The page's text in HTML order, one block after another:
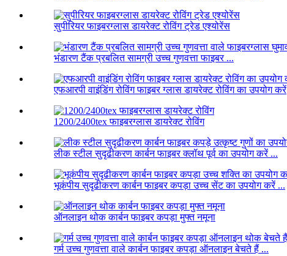
सुपीरियर फाइबरग्लास डायरेक्ट रोविंग ट्रेड एश्योरेंस
भंडारण टैंक प्रबलित सामग्री उच्च गुणवत्ता फाइबर ...
एफआरपी वाइंडिंग रोविंग फाइबर ग्लास डायरेक्ट रोविंग का उपयोग करें
1200/2400tex फाइबरग्लास डायरेक्ट रोविंग
लीक स्टील सुदृढीकरण कार्बन फाइबर क्लॉथ पूर्व का उपयोग करें ...
भूकंपीय सुदृढीकरण कार्बन फाइबर कपड़ा उच्च सेंट का उपयोग करें ...
ऑनलाइन थोक कार्बन फाइबर कपड़ा मुफ्त नमूना
गर्म उच्च गुणवत्ता वाले कार्बन फाइबर कपड़ा ऑनलाइन बेचते हैं ...